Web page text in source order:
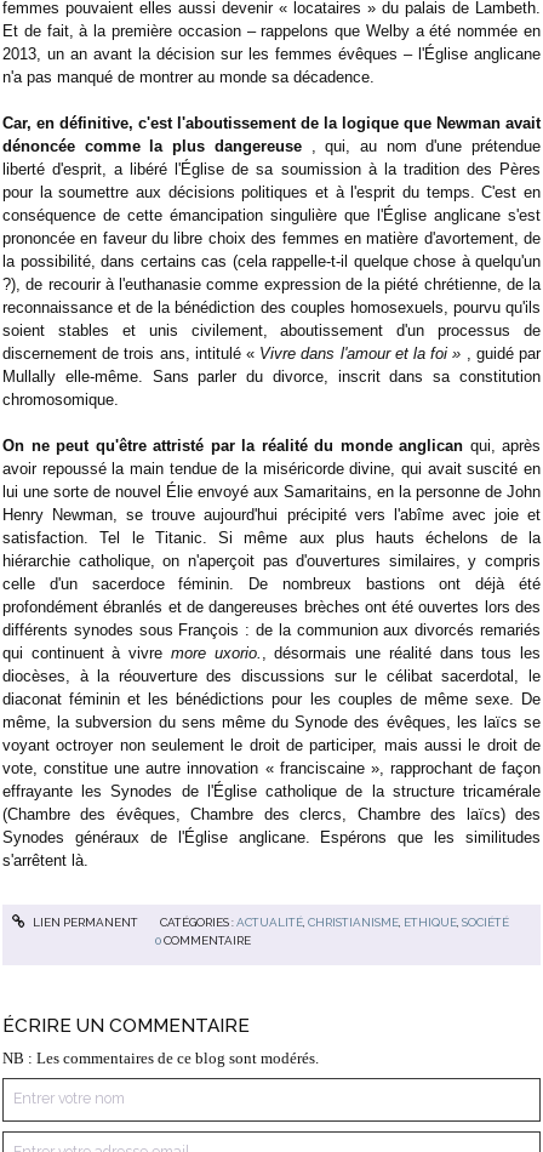
femmes pouvaient elles aussi devenir « locataires » du palais de Lambeth.
Et de fait, à la première occasion – rappelons que Welby a été nommée en
2013, un an avant la décision sur les femmes évêques – l'Église anglicane
n'a pas manqué de montrer au monde sa décadence.
Car, en définitive, c'est l'aboutissement de la logique que Newman avait
dénoncée comme la plus dangereuse, qui, au nom d'une prétendue
liberté d'esprit, a libéré l'Église de sa soumission à la tradition des Pères
pour la soumettre aux décisions politiques et à l'esprit du temps. C'est en
conséquence de cette émancipation singulière que l'Église anglicane s'est
prononcée en faveur du libre choix des femmes en matière d'avortement, de
la possibilité, dans certains cas (cela rappelle-t-il quelque chose à quelqu'un
?), de recourir à l'euthanasie comme expression de la piété chrétienne, de la
reconnaissance et de la bénédiction des couples homosexuels, pourvu qu'ils
soient stables et unis civilement, aboutissement d'un processus de
discernement de trois ans, intitulé « Vivre dans l'amour et la foi » , guidé par
Mullally elle-même. Sans parler du divorce, inscrit dans sa constitution
chromosomique.
On ne peut qu'être attristé par la réalité du monde anglican qui, après
avoir repoussé la main tendue de la miséricorde divine, qui avait suscité en
lui une sorte de nouvel Élie envoyé aux Samaritains, en la personne de John
Henry Newman, se trouve aujourd'hui précipité vers l'abîme avec joie et
satisfaction. Tel le Titanic. Si même aux plus hauts échelons de la
hiérarchie catholique, on n'aperçoit pas d'ouvertures similaires, y compris
celle d'un sacerdoce féminin. De nombreux bastions ont déjà été
profondément ébranlés et de dangereuses brèches ont été ouvertes lors des
différents synodes sous François : de la communion aux divorcés remariés
qui continuent à vivre more uxorio. , désormais une réalité dans tous les
diocèses, à la réouverture des discussions sur le célibat sacerdotal, le
diaconat féminin et les bénédictions pour les couples de même sexe. De
même, la subversion du sens même du Synode des évêques, les laïcs se
voyant octroyer non seulement le droit de participer, mais aussi le droit de
vote, constitue une autre innovation « franciscaine », rapprochant de façon
effrayante les Synodes de l'Église catholique de la structure tricamérale
(Chambre des évêques, Chambre des clercs, Chambre des laïcs) des
Synodes généraux de l'Église anglicane. Espérons que les similitudes
s'arrêtent là.
LIEN PERMANENT CATÉGORIES :ACTUALITÉ, CHRISTIANISME, ETHIQUE, SOCIÉTÉ
0 COMMENTAIRE
ÉCRIRE UN COMMENTAIRE
NB : Les commentaires de ce blog sont modérés.